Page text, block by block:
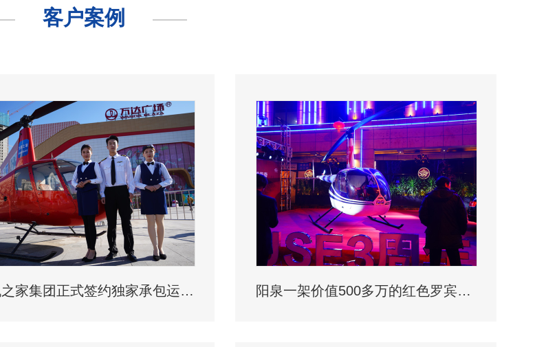
客户案例
飞机之家集团正式签约独家承包运营新疆玉其塔什景区，打造低空旅游新标杆！ 阳泉一架价值500多万的红色罗宾逊直升机开展静展活动